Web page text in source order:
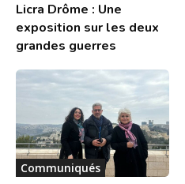
Licra Drôme : Une
exposition sur les deux
grandes guerres
Communiqués